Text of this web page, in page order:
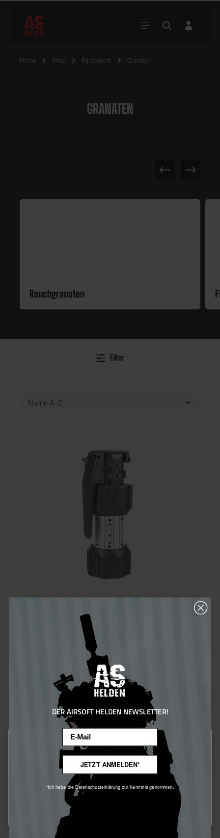
Home Shop Equipment Granaten
GRANATEN
Rauchgranaten
Filter
Nextorch ND30B Irritationskörper
329 Bonus Punkte sichern
Diese Website verwendet Cookies, um eine bestmögliche Erfahrung
bieten zu können.Mehr Informationen ...
Nur technisch notwendige
DER AIRSOFT HELDEN NEWSLETTER!
JETZT ANMELDEN*
*Ich habe die Datenschutzerklärung zur Kenntnis genommen.